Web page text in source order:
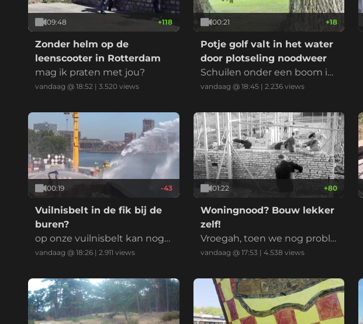
09:48 +118
Zonder helm op de
leenscooter in Rotterdam
mag ik praten met jou?
vandaag @ 18:52 | 3.520 views
00:21 +18
Potje golf valt in het water
door plotseling noodweer
Schuilen onder een boom is
niet aan te raden
vandaag @ 18:45| 2.236views
00:19 -43
Vuilnisbelt in de fik bij de
buren?
op onze vuilnisbelt kan nog
gewoon gespeeld worden!
vandaag @ 18:26 | 2.911 views
01:22 +80
Woningnood? Bouw lekker
zelf!
Vroegah, toen we nog proble
men oplosten met de hand
vandaag @ 17:53 | 4.538 views